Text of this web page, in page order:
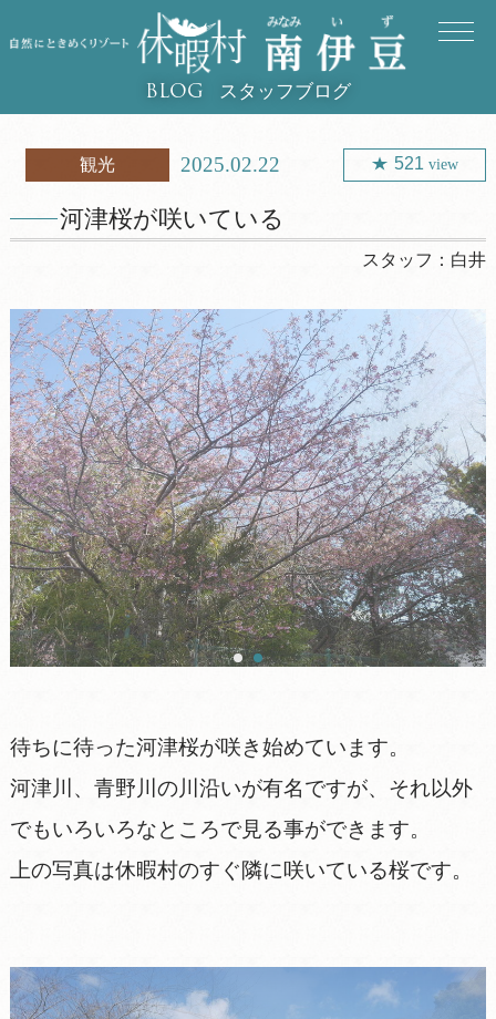
BLOG スタッフブログ
観光 2025.02.22 521 view
河津桜が咲いている
スタッフ： 白井
待ちに待った河津桜が咲き始めています。
河津川、青野川の川沿いが有名ですが、それ以外
でもいろいろなところで見る事ができます。
上の写真は休暇村のすぐ隣に咲いている桜です。